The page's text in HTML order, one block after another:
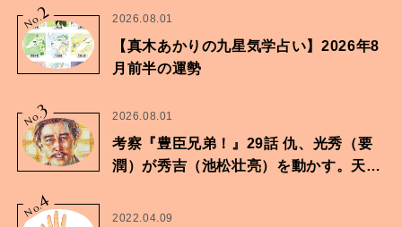
No.2 2026.08.01
【真木あかりの九星気学占い】2026年8
月前半の運勢
No.
3 2026.08.01
考察『豊臣兄弟！』29話 仇、光秀（要
潤）が秀吉（池松壮亮）を動かす。天下
No.
4
2022.04.09